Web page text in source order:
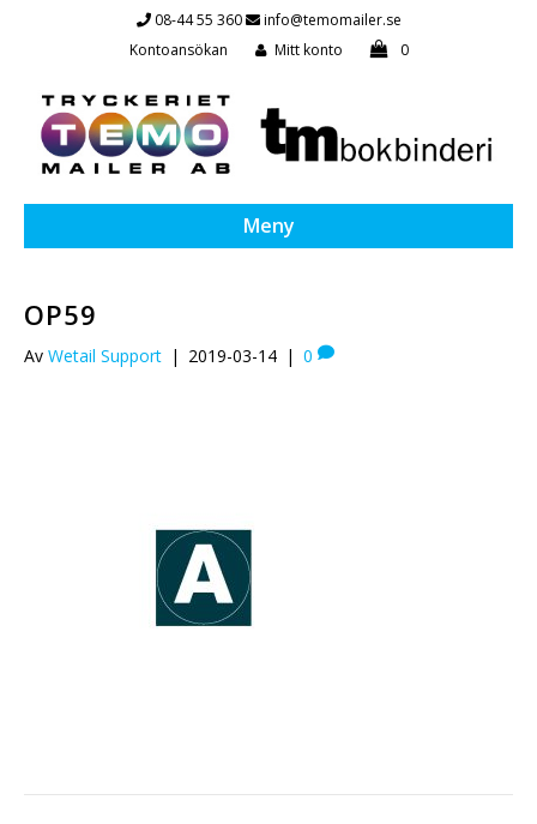
08-44 55 360
info@temomailer.se
Kontoansökan
Mitt konto 0
Meny
OP59
Av Wetail Support | 2019-03-14 | 0